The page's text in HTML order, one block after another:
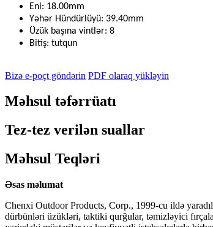
Eni: 18.00mm
Yəhər Hündürlüyü: 39.40mm
Üzük başına vintlər: 8
Bitiş: tutqun
Bizə e-poçt göndərin PDF olaraq yükləyin
Məhsul təfərrüatı
Tez-tez verilən suallar
Məhsul Teqləri
Əsas məlumat
Chenxi Outdoor Products, Corp., 1999-cu ildə
dürbünləri üzükləri, taktiki qurğular, təmizləyici